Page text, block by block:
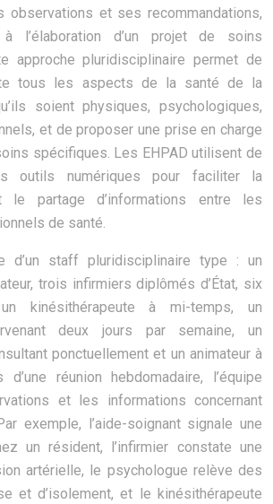
observations et ses recommandations,
l’élaboration d’un projet de soins
approche pluridisciplinaire permet de
tous les aspects de la santé de la
soient physiques, psychologiques,
et de proposer une prise en charge
spécifiques. Les EHPAD utilisent de
outils numériques pour faciliter la
le partage d’informations entre les
de santé.
d’un staff pluridisciplinaire type : un
trois infirmiers diplômés d’État, six
un kinésithérapeute à mi-temps, un
deux jours par semaine, un
ponctuellement et un animateur à
réunion hebdomadaire, l’équipe
et les informations concernant
exemple, l’aide-soignant signale une
un résident, l’infirmier constate une
artérielle, le psychologue relève des
et d’isolement, et le kinésithérapeute